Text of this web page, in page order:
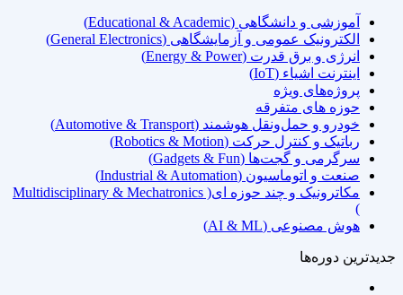
آموزشی و دانشگاهی (Educational & Academic)
الکترونیک عمومی و آزمایشگاهی (General Electronics)
انرژی و برق قدرت (Energy & Power)
اینترنت اشیاء (IoT)
پروژه‌های ویژه
حوزه های متفرقه
خودرو و حمل‌ونقل هوشمند (Automotive & Transport)
رباتیک و کنترل حرکت (Robotics & Motion)
سرگرمی و گجت‌ها (Gadgets & Fun)
صنعت و اتوماسیون (Industrial & Automation)
مکاترونیک و چند حوزه ای( Multidisciplinary & Mechatronics
)
هوش مصنوعی (AI & ML)
جدیدترین دوره‌ها